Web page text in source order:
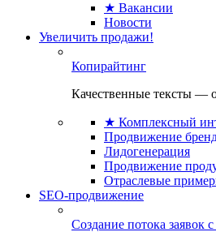
★ Вакансии
Новости
Увеличить продажи!
Копирайтинг
Качественные тексты —
★ Комплексный
Продвижение
Лидогенерация
Продвижение
Отраслевые
SEO-продвижение
Создание потока заявок